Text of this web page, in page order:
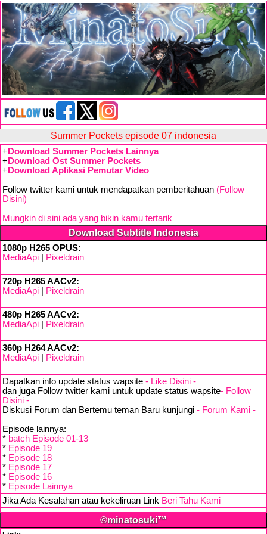
Summer Pockets episode 07 indonesia
+ Download Summer Pockets Lainnya
+ Download Ost Summer Pockets
+ Download Aplikasi Pemutar Video
Follow twitter kami untuk mendapatkan pemberitahuan (Follow
Disini)
Mungkin di sini ada yang bikin kamu tertarik
Download Subtitle Indonesia
1080p H265 OPUS:
MediaApi
Pixeldrain
720p H265 AACv2:
MediaApi
Pixeldrain
480p H265 AACv2:
MediaApi
Pixeldrain
360p H264 AACv2:
MediaApi
Pixeldrain
Dapatkan info update status wapsite - Like Disini -
dan juga Follow twitter kami untuk update status wapsite- Follow
Disini -
Diskusi Forum dan Bertemu teman Baru kunjungi - Forum Kami -
Episode lainnya:
* batch Episode 01-13
* Episode 19
* Episode 18
* Episode 17
* Episode 16
* Episode Lainnya
Jika Ada Kesalahan atau kekeliruan Link Beri Tahu Kami
©minatosuki™